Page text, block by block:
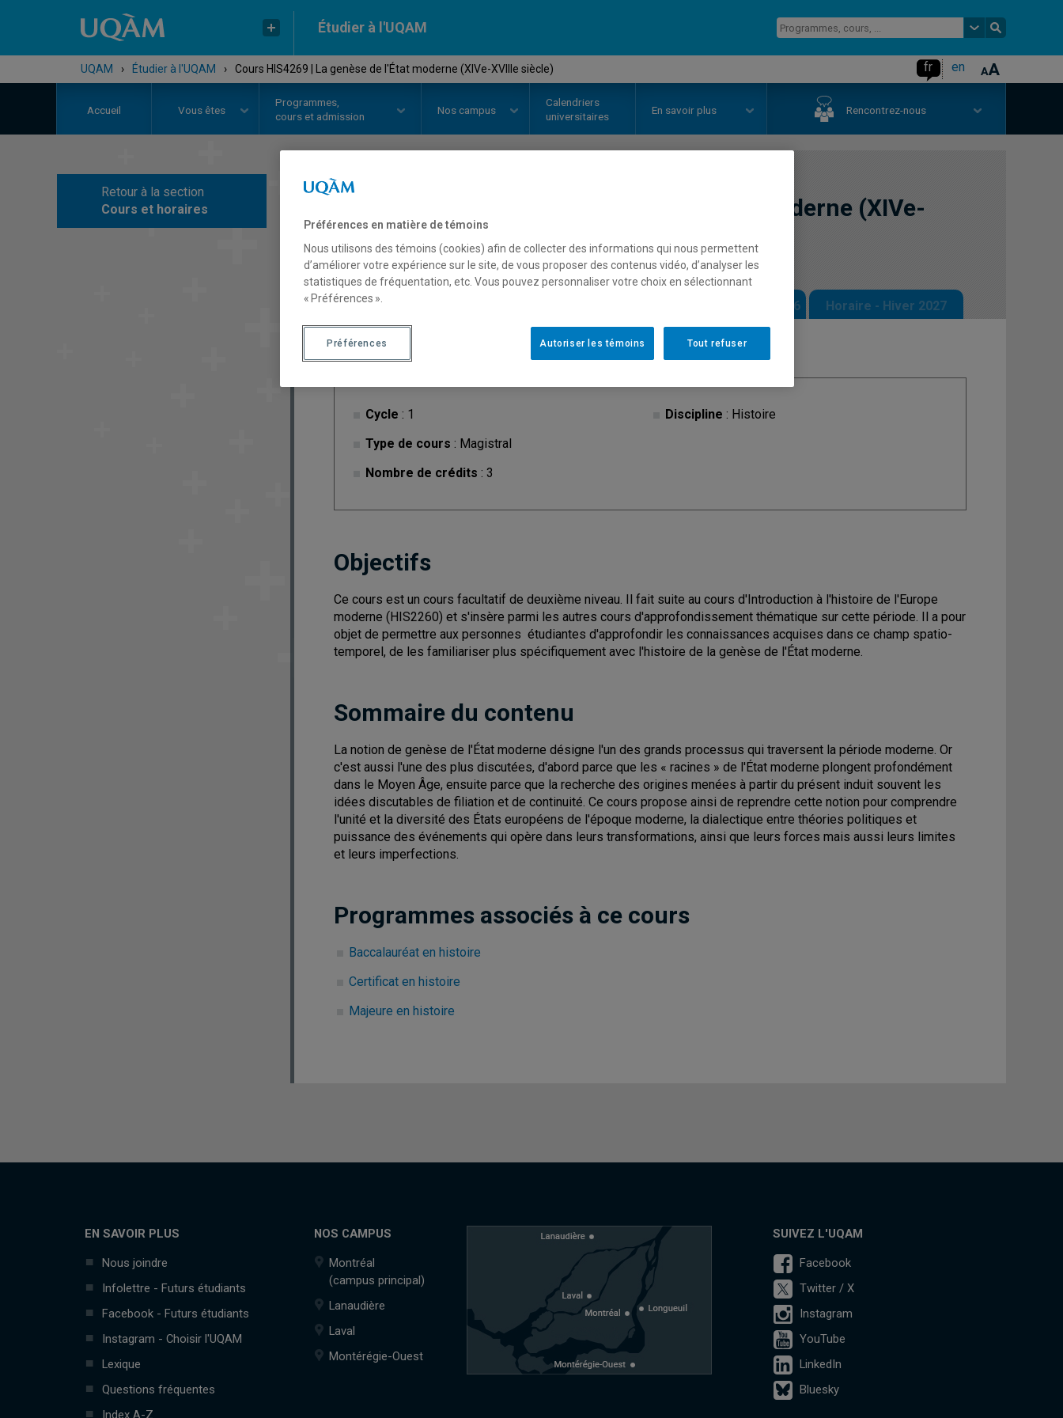
Étudier à l'UQAM
UQAM › Étudier à l'UQAM › Cours HIS4269 | La genèse de l'État moderne (XIVe-XVIIIe siècle) fr en
Accueil Vous êtes
Programmes,
cours et admission
Nos campus
Calendriers
universitaires
En savoir plus Rencontrez-nous
Retour à la section
Cours et horaires
La genèse de l'État moderne (XIVe-
XVIIIe siècle)
Description Horaire - Automne 2026 Horaire - Hiver 2027
Cycle : 1
Type de cours : Magistral
Nombre de crédits : 3
Discipline : Histoire
Objectifs
Ce cours est un cours facultatif de deuxième niveau. Il fait suite au cours d'Introduction à l'histoire de l'Europe
moderne (HIS2260) et s'insère parmi les autres cours d'approfondissement thématique sur cette période. Il a pour
objet de permettre aux personnes étudiantes d'approfondir les connaissances acquises dans ce champ spatio-
temporel, de les familiariser plus spécifiquement avec l'histoire de la genèse de l'État moderne.
Sommaire du contenu
La notion de genèse de l'État moderne désigne l'un des grands processus qui traversent la période moderne. Or
c'est aussi l'une des plus discutées, d'abord parce que les « racines » de l'État moderne plongent profondément
dans le Moyen Âge, ensuite parce que la recherche des origines menées à partir du présent induit souvent les
idées discutables de filiation et de continuité. Ce cours propose ainsi de reprendre cette notion pour comprendre
l'unité et la diversité des États européens de l'époque moderne, la dialectique entre théories politiques et
puissance des événements qui opère dans leurs transformations, ainsi que leurs forces mais aussi leurs limites
et leurs imperfections.
Programmes associés à ce cours
Baccalauréat en histoire
Certificat en histoire
Majeure en histoire
EN SAVOIR PLUS
Nous joindre
Infolettre - Futurs étudiants
Facebook - Futurs étudiants
Instagram - Choisir l'UQAM
Lexique
Questions fréquentes
Index A-Z
NOS CAMPUS
Montréal
(campus principal)
Lanaudière
Laval
Montérégie-Ouest
SUIVEZ L'UQAM
Facebook
Twitter / X
Instagram
YouTube
LinkedIn
Bluesky
Préférences en matière de témoins
Nous utilisons des témoins (cookies) afin de collecter des informations qui nous permettent
d’améliorer votre expérience sur le site, de vous proposer des contenus vidéo, d’analyser les
statistiques de fréquentation, etc. Vous pouvez personnaliser votre choix en sélectionnant
« Préférences ».
Tout refuser
Autoriser les témoins
Préférences